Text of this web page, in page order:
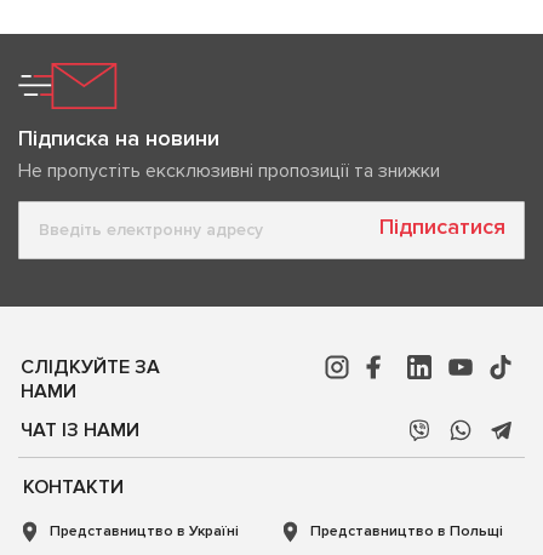
Підписка на новини
Не пропустіть ексклюзивні пропозиції та знижки
Підписатися
СЛІДКУЙТЕ ЗА
НАМИ
ЧАТ ІЗ НАМИ
КОНТАКТИ
Представництво в Україні
Представництво в Польщі